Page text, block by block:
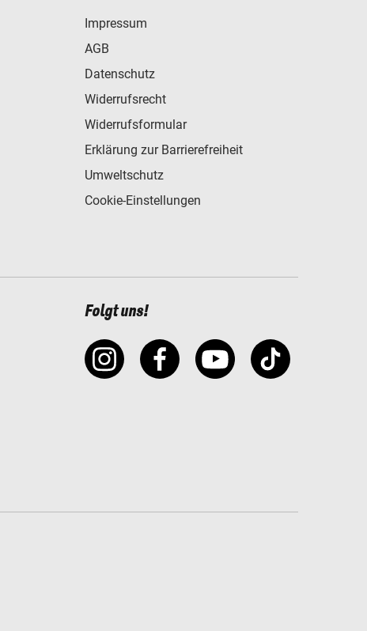
Impressum
AGB
Datenschutz
Widerrufsrecht
Widerrufsformular
Erklärung zur Barrierefreiheit
Umweltschutz
Cookie-Einstellungen
Folgt uns!